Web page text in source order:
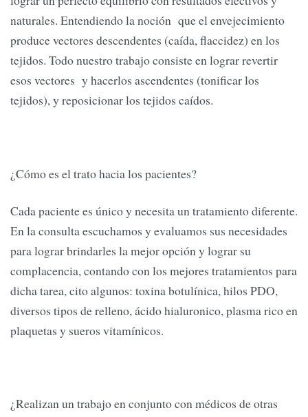
naturales. Entendiendo la noción que el envejecimiento
produce vectores descendentes (caída, flaccidez) en los
tejidos. Todo nuestro trabajo consiste en lograr revertir
esos vectores y hacerlos ascendentes (tonificar los
tejidos), y reposicionar los tejidos caídos.
¿Cómo es el trato hacia los pacientes?
Cada paciente es único y necesita un tratamiento diferente.
En la consulta escuchamos y evaluamos sus necesidades
para lograr brindarles la mejor opción y lograr su
complacencia, contando con los mejores tratamientos para
dicha tarea, cito algunos: toxina botulínica, hilos PDO,
diversos tipos de relleno, ácido hialuronico, plasma rico en
plaquetas y sueros vitamínicos.
¿Realizan un trabajo en conjunto con médicos de otras